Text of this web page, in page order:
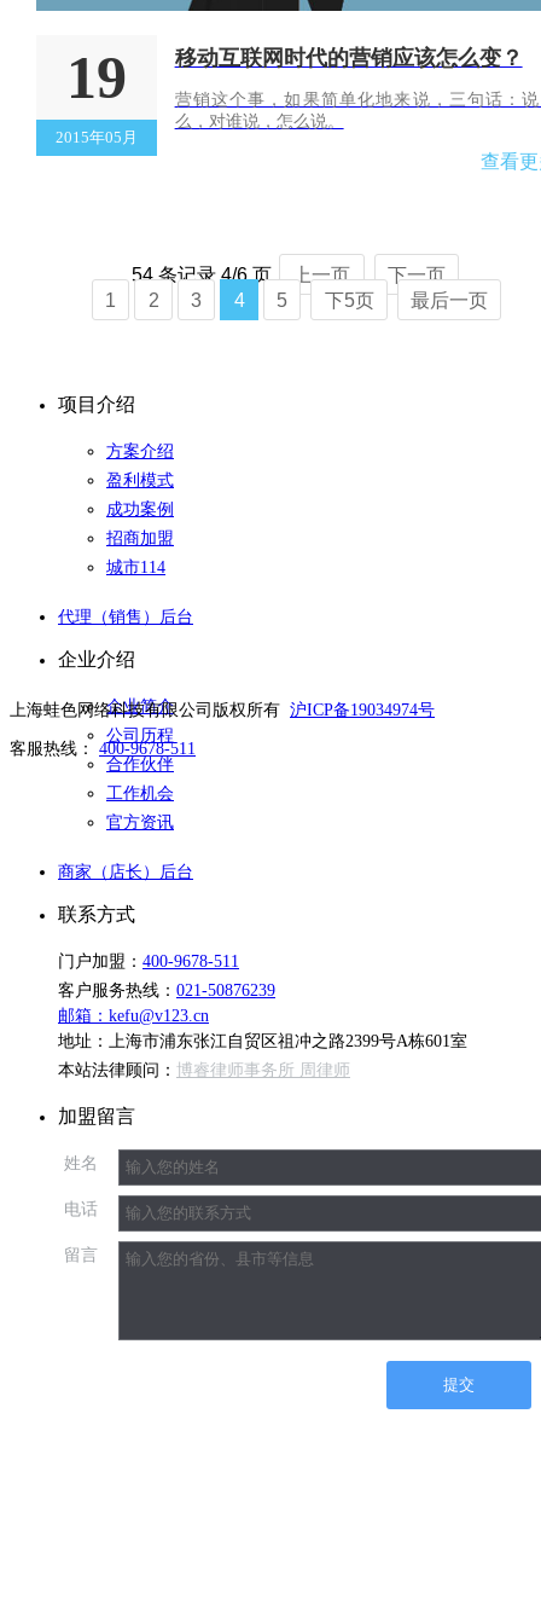
19
2015年05月
移动互联网时代的营销应该怎么变？
营销这个事，如果简单化地来说，三句话：
么，对谁说，怎么说。
查看
54 条记录 4/6 页 上一页
下一页
1
2 3 4 5 下5页 最后一页
项目介绍
方案介绍
盈利模式
成功案例
招商加盟
城市114
代理（销售）后台
企业介绍
企业简介
公司历程
合作伙伴
工作机会
官方资讯
商家（店长）后台
联系方式
门户加盟： 400-9678-511
客户服务热线： 021-50876239
邮箱：kefu@v123.cn
地址：上海市浦东张江自贸区祖冲之路2399号A栋601室
本站法律顾问： 博睿律师事务所 周律师
加盟留言
姓名
电话
留言
提交
上海蛙色网络科技有限公司版权所有 沪ICP备19034974号
客服热线： 400-9678-511